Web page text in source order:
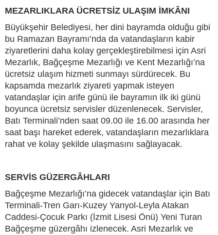
MEZARLIKLARA ÜCRETSİZ ULAŞIM İMKÂNI
Büyükşehir Belediyesi, her dini bayramda olduğu gibi
bu Ramazan Bayramı’nda da vatandaşların kabir
ziyaretlerini daha kolay gerçekleştirebilmesi için Asri
Mezarlık, Bağçeşme Mezarlığı ve Kent Mezarlığı’na
ücretsiz ulaşım hizmeti sunmayı sürdürecek. Bu
kapsamda mezarlık ziyareti yapmak isteyen
vatandaşlar için arife günü ile bayramın ilk iki günü
boyunca ücretsiz servisler düzenlenecek. Servisler,
Batı Terminali’nden saat 09.00 ile 16.00 arasında her
saat başı hareket ederek, vatandaşların mezarlıklara
rahat ve kolay şekilde ulaşmasını sağlayacak.
SERVİS GÜZERGÂHLARI
Bağçeşme Mezarlığı’na gidecek vatandaşlar için Batı
Terminali-Tren Garı-Kuzey Yanyol-Leyla Atakan
Caddesi-Çocuk Parkı (İzmit Lisesi Önü) Yeni Turan
Bağçeşme güzergâhı izlenecek. Asri Mezarlık ve